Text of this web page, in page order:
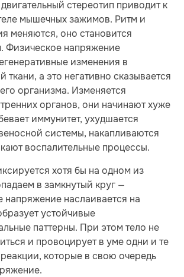
стереотип приводит к
мышечных зажимов. Ритм и
меняются, оно становится
Физическое напряжение
изменения в
ткани, а это негативно сказывается
организма. Изменяется
органов, они начинают хуже
иммунитет, ухудшается
системы, накапливаются
воспалительные процессы.
хотя бы на одном из
в замкнутый круг —
напряжение наслаивается на
устойчивые
паттерны. При этом тело не
и провоцирует в уме одни и те
которые в свою очередь